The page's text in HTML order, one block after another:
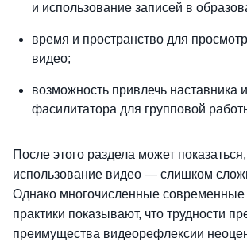
и использование записей в
время и пространство для
видео;
возможность привлечь наставника
фасилитатора для групповой
После этого раздела может
использование видео — слишком
Однако многочисленные современные
практики показывают, что трудности
преимущества видеорефлексии